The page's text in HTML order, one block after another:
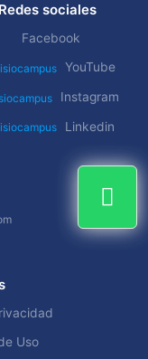
Redes sociales
Facebook
YouTube
Instagram
Linkedin
Uso